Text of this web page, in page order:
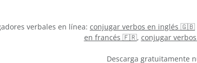
verbales en línea: conjugar verbos en inglés 🇬🇧
en francés 🇫🇷, conjugar
Descarga gratuitamente